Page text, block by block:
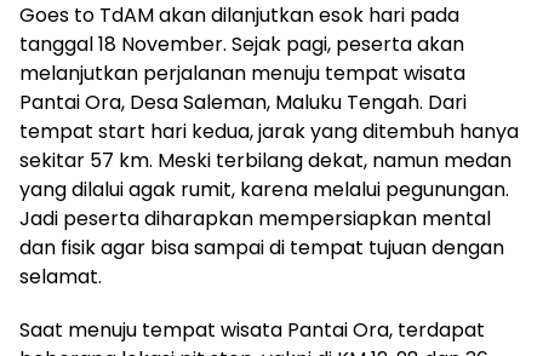
Goes to TdAM akan dilanjutkan esok hari pada
tanggal 18 November. Sejak pagi, peserta akan
melanjutkan perjalanan menuju tempat wisata
Pantai Ora, Desa Saleman, Maluku Tengah. Dari
tempat start hari kedua, jarak yang ditembuh hanya
sekitar 57 km. Meski terbilang dekat, namun medan
yang dilalui agak rumit, karena melalui pegunungan.
Jadi peserta diharapkan mempersiapkan mental
dan fisik agar bisa sampai di tempat tujuan dengan
selamat.
Saat menuju tempat wisata Pantai Ora, terdapat